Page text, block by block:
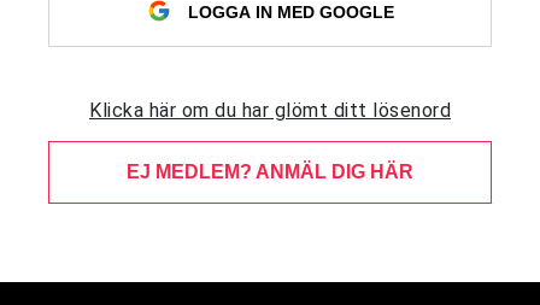
LOGGA IN MED GOOGLE
Klicka här om du har glömt ditt lösenord
EJ MEDLEM? ANMÄL DIG HÄR